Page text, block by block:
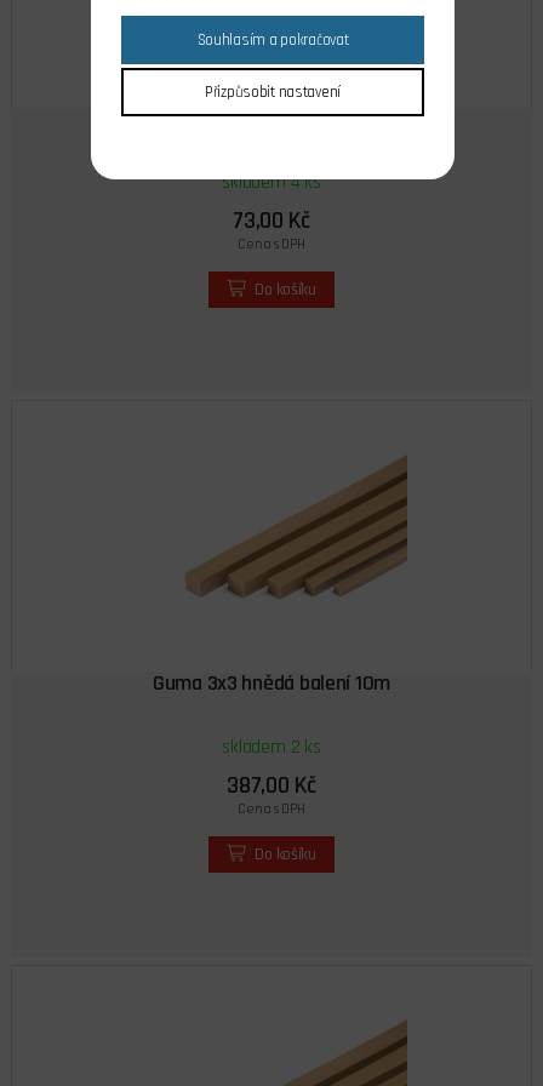
Guma 1x6 4 m
skladem 4 ks
73,00 Kč
Cena s DPH
Do košíku
Guma 3x3 hnědá balení 10m
skladem 2 ks
387,00 Kč
Cena s DPH
Do košíku
Souhlasím a pokračovat
Přizpůsobit nastavení